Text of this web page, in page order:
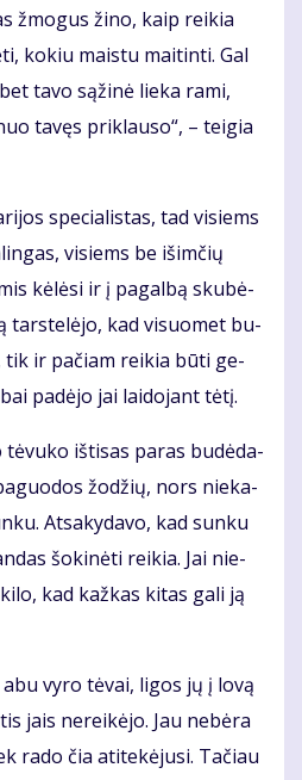
žmo­gus ži­no, kaip rei­kia
ko­kiu mais­tu mai­tin­ti. Gal
ta­vo są­ži­nė lie­ka ra­mi,
ta­vęs pri­klau­so“, – tei­gia
spe­cia­lis­tas, tad vi­siems
vi­siems be iš­im­čių
kė­lė­si ir į pa­gal­bą sku­bė­
tars­te­lė­jo, kad vi­suo­met bu­
tik ir pa­čiam rei­kia bū­ti ge­
pa­dė­jo jai lai­do­jant tė­tį.
tė­vu­ko iš­ti­sas pa­ras bu­dė­da­
žo­džių, nors nie­ka­
At­sa­ky­da­vo, kad sun­ku
šo­ki­nė­ti rei­kia. Jai nie­
kad kaž­kas ki­tas ga­li ją
vy­ro tė­vai, li­gos jų į lo­vą
jais ne­rei­kė­jo. Jau ne­bė­ra
ra­do čia ati­te­kė­ju­si. Ta­čiau